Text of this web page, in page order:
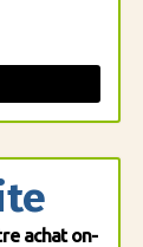
achat on-